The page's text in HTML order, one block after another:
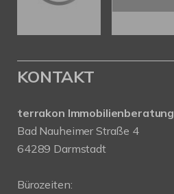
KONTAKT
terrakon Immobilienberatung
Bad Nauheimer Straße 4
64289 Darmstadt
Bürozeiten: